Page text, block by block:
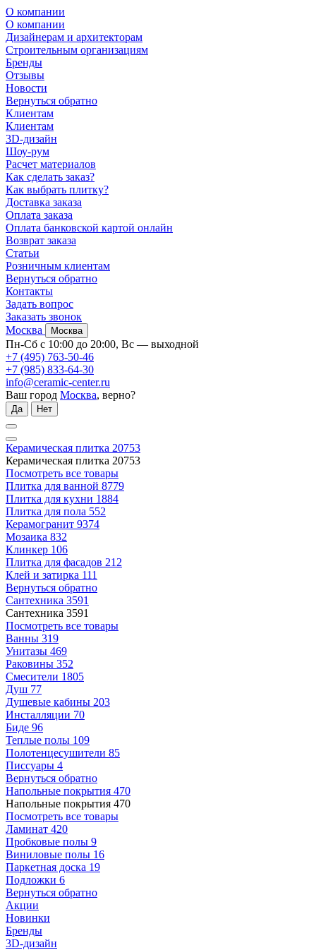
О компании
О компании
Дизайнерам и архитекторам
Строительным организациям
Бренды
Отзывы
Новости
Вернуться обратно
Клиентам
Клиентам
3D-дизайн
Шоу-рум
Расчет материалов
Как сделать заказ?
Как выбрать плитку?
Доставка заказа
Оплата заказа
Оплата банковской картой онлайн
Возврат заказа
Статьи
Розничным клиентам
Вернуться обратно
Контакты
Задать вопрос
Заказать звонок
Москва
Москва
Пн-Сб с 10:00 до 20:00, Вс — выходной
+7 (495) 763-50-46
+7 (985) 833-64-30
info@ceramic-center.ru
Ваш город Москва, верно?
Да Нет
Керамическая плитка 20753
Керамическая плитка 20753
Посмотреть все товары
Плитка для ванной 8779
Плитка для кухни 1884
Плитка для пола 552
Керамогранит 9374
Мозаика 832
Клинкер 106
Плитка для фасадов 212
Клей и затирка 111
Вернуться обратно
Сантехника 3591
Сантехника 3591
Посмотреть все товары
Ванны 319
Унитазы 469
Раковины 352
Смесители 1805
Душ 77
Душевые кабины 203
Инсталляции 70
Биде 96
Теплые полы 109
Полотенцесушители 85
Писсуары 4
Вернуться обратно
Напольные покрытия 470
Напольные покрытия 470
Посмотреть все товары
Ламинат 420
Пробковые полы 9
Виниловые полы 16
Паркетная доска 19
Подложки 6
Вернуться обратно
Акции
Новинки
Бренды
3D-дизайн